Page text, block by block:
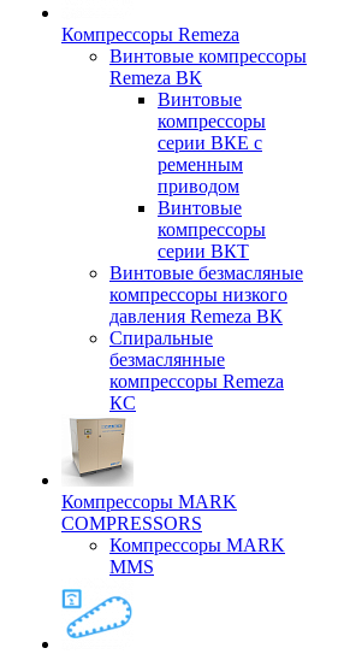
Компрессоры Remeza
Винтовые компрессоры
Remeza ВК
Винтовые
компрессоры
серии ВКЕ с
ременным
приводом
Винтовые
компрессоры
серии ВКТ
Винтовые безмасляные
компрессоры низкого
давления Remeza ВК
Спиральные
безмаслянные
компрессоры Remeza
КС
Компрессоры MARK
COMPRESSORS
Компрессоры MARK
MMS